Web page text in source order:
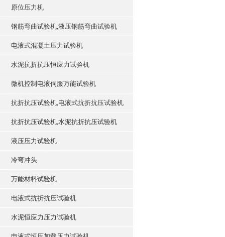
原位压力机
钢筋弯曲试验机,液压钢筋弯曲试验机
电液式混凝土压力试验机
水泥抗折抗压恒应力试验机
微机控制电液伺服万能试验机
抗折抗压试验机,电液式抗折抗压试验机
抗折抗压试验机,水泥抗折抗压试验机
液压压力试验机
冷弯冲头
万能材料试验机
电液式抗折抗压试验机
水泥恒应力压力试验机